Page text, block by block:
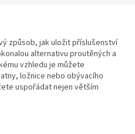
způsob, jak uložit příslušenství
alternativu proutěných a
vzhledu je můžete
ložnice nebo obývacího
uspořádat nejen větším